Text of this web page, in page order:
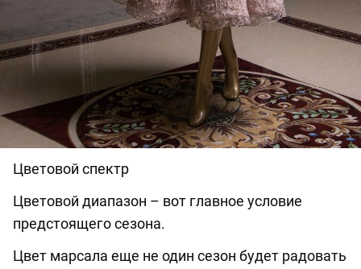
Цветовой спектр
Цветовой диапазон – вот главное условие
предстоящего сезона.
Цвет марсала еще не один сезон будет радовать